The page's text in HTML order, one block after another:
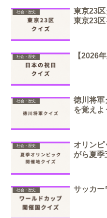
社会・歴史
東京23
東京23区
社会・歴史 【2026
社会・歴史
徳川将軍
を覚えよ
社会・歴史
オリンピ
がら夏季
社会・歴史 サッカー